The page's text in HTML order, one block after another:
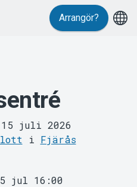
Arrangör?
15 juli 2026
i Fjärås
jul 16:00